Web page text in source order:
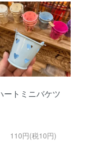
ートミニバケツ
110円(税10円)